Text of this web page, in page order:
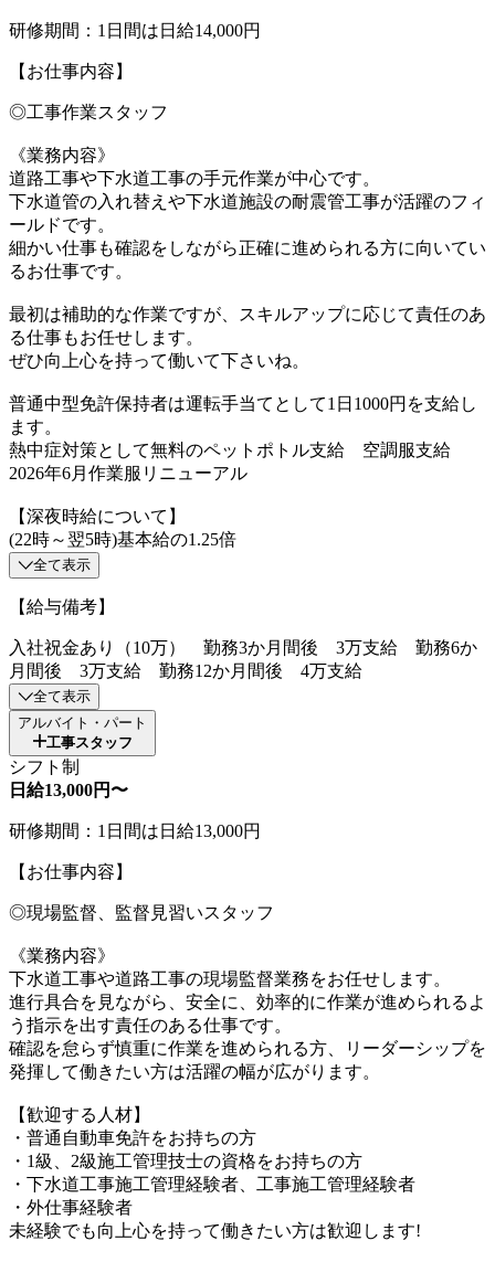
研修期間：1日間は日給14,000円
【お仕事内容】
◎工事作業スタッフ
《業務内容》
道路工事や下水道工事の手元作業が中心です。
下水道管の入れ替えや下水道施設の耐震管工事が活躍のフィ
ールドです。
細かい仕事も確認をしながら正確に進められる方に向いてい
るお仕事です。
最初は補助的な作業ですが、スキルアップに応じて責任のあ
る仕事もお任せします。
ぜひ向上心を持って働いて下さいね。
普通中型免許保持者は運転手当てとして1日1000円を支給し
ます。
熱中症対策として無料のペットポトル支給 空調服支給
2026年6月作業服リニューアル
【深夜時給について】
(22時～翌5時)基本給の1.25倍
全て表示
【給与備考】
入社祝金あり（10万） 勤務3か月間後 3万支給 勤務6か
月間後 3万支給 勤務12か月間後 4万支給
全て表示
アルバイト・パート
工事スタッフ
シフト制
日給13,000円〜
研修期間：1日間は日給13,000円
【お仕事内容】
◎現場監督、監督見習いスタッフ
《業務内容》
下水道工事や道路工事の現場監督業務をお任せします。
進行具合を見ながら、安全に、効率的に作業が進められるよ
う指示を出す責任のある仕事です。
確認を怠らず慎重に作業を進められる方、リーダーシップを
発揮して働きたい方は活躍の幅が広がります。
【歓迎する人材】
・普通自動車免許をお持ちの方
・1級、2級施工管理技士の資格をお持ちの方
・下水道工事施工管理経験者、工事施工管理経験者
・外仕事経験者
未経験でも向上心を持って働きたい方は歓迎します!